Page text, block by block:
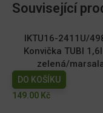
Související
IKTU16-2411U/
Konvička TUBI
zelená/
DO KOŠÍKU
149.00 Kč